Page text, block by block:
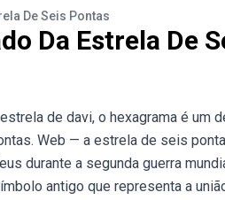
De Seis Pontas
Da Estrela De
de davi, o hexagrama é
Web — a estrela de seis
durante a segunda guerra
antigo que representa a